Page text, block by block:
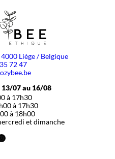
Liège / Belgique
72 47
13/07 au 16/08
à 17h30
à 17h30
à 18h00
et dimanche